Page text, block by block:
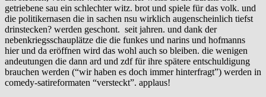
getriebene sau ein schlechter witz. brot und spiele für das volk. und
die politikernasen die in sachen nsu wirklich augenscheinlich tiefst
drinstecken? werden geschont. seit jahren. und dank der
nebenkriegsschauplätze die die funkes und narins und hofmanns
hier und da eröffnen wird das wohl auch so bleiben. die wenigen
andeutungen die dann ard und zdf für ihre spätere entschuldigung
brauchen werden (“wir haben es doch immer hinterfragt”) werden in
comedy-satireformaten “versteckt”. applaus!